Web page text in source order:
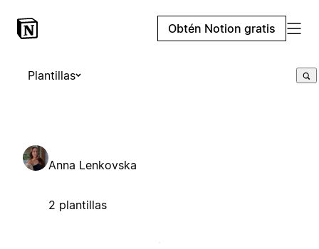
Obtén Notion gratis
Plantillas
Anna Lenkovska
2 plantillas